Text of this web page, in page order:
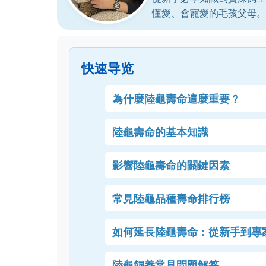
懂愛、會寵愛的毛孩父母。
快速导览
為什麼陸龜壽命這麼重要？
陸龜壽命的基本知識
影響陸龜壽命的關鍵因素
常見陸龜品種壽命排行榜
如何延長陸龜壽命：從新手到專